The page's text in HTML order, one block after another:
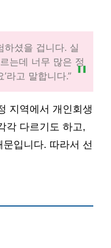
하셨을 겁니다. 실
는데 너무 많은 정
라고 말합니다.”
지역에서 개인회생
각 다르기도 하고,
입니다. 따라서 선